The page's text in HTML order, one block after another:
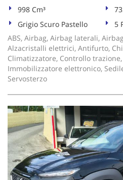
998 Cm³
Grigio Scuro Pastello
5
ABS, Airbag, Airbag laterali,
Alzacristalli elettrici, Antifurto,
Climatizzatore, Controllo trazione,
Immobilizzatore elettronico,
Servosterzo
Cookie analitici
Cookie di marketing
Leggi
la
Salva
le
impostazioni